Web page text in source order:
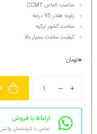
مناسب الماس CCMT
زاویه هلدر 95 درجه
ساخت کشور ترکیه
کیفیت ساخت بسیار بالا
0تومان
ارتباط با فروش
تماس با کارشناسان